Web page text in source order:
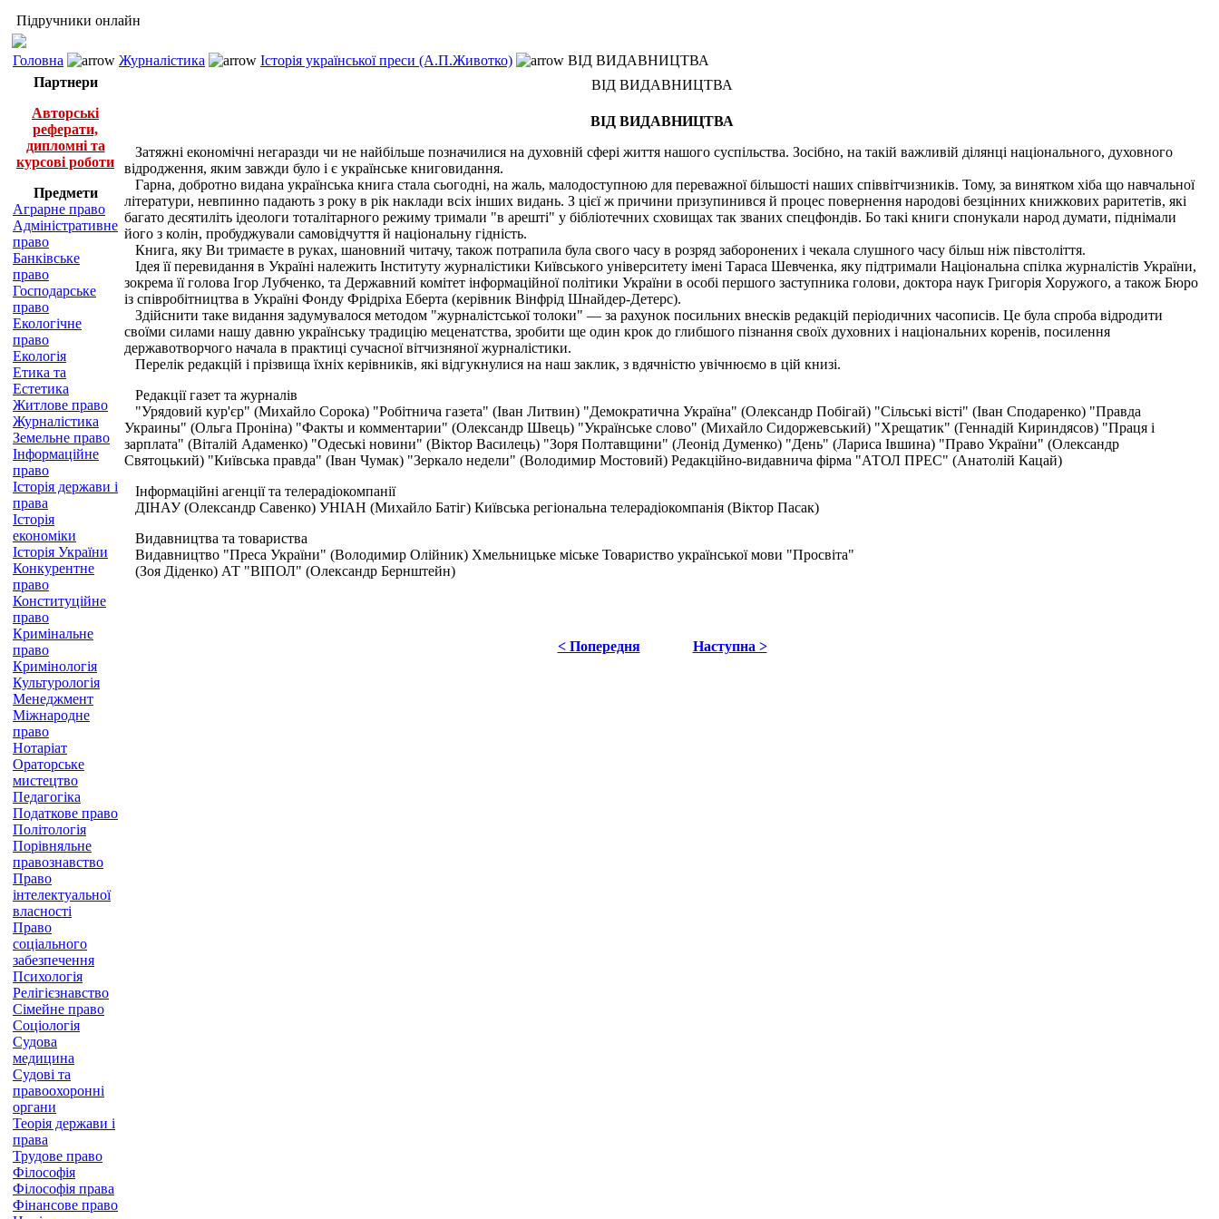
Підручники онлайн
Головна Журналістика Історія української преси (А.П.Животко)
ВІД ВИДАВНИЦТВА
Партнери
Авторські
реферати,
дипломні та
курсові роботи
Предмети
Аграрне право
Адміністративне
право
Банківське
право
Господарське
право
Екологічне
право
Екологія
Етика та
Естетика
Житлове право
Журналістика
Земельне право
Інформаційне
право
Історія держави і
права
Історія
економіки
Історія України
Конкурентне
право
Конституційне
право
Кримінальне
право
Кримінологія
Культурологія
Менеджмент
Міжнародне
право
Нотаріат
Ораторське
мистецтво
Педагогіка
Податкове право
Політологія
Порівняльне
правознавство
Право
інтелектуальної
власності
Право
соціального
забезпечення
Психологія
Релігієзнавство
Сімейне право
Соціологія
Судова
медицина
Судові та
правоохоронні
органи
Теорія держави і
права
Трудове право
Філософія
Філософія права
Фінансове право
ВІД ВИДАВНИЦТВА
ВІД ВИДАВНИЦТВА
Затяжні економічні негаразди чи не найбільше позначилися на духовній сфері життя нашого суспільства. Зосібно, на такій важливій ділянці національного, духовного
відродження, яким завжди було і є українське книговидання.
Гарна, добротно видана українська книга стала сьогодні, на жаль, малодоступною для переважної більшості наших співвітчизників. Тому, за винятком хіба що навчальної
літератури, невпинно падають з року в рік наклади всіх інших видань. З цієї ж причини призупинився й процес повернення народові безцінних книжкових раритетів, які
багато десятиліть ідеологи тоталітарного режиму тримали "в apeштi" у бібліотечних сховищах так званих спецфондів. Бо такі книги спонукали народ думати, піднімали
його з колін, пробуджували самовідчуття й національну гідність.
Книга, яку Ви тримаєте в руках, шановний читачу, також потрапила була свого часу в розряд заборонених і чекала слушного часу більш ніж півстоліття.
Ідея її перевидання в Україні належить Інституту журналістики Київського університету імені Тараса Шевченка, яку підтримали Національна спілка журналістів України,
зокрема її голова Ігор Лубченко, та Державний комітет інформаційної політики України в особі першого заступника голови, доктора наук Григорія Хоружого, а також Бюро
із співробітництва в Україні Фонду Фрідріха Еберта (керівник Вінфрід Шнайдер-Детерс).
Здійснити таке видання задумувалося методом "журналістської толоки" — за рахунок посильних внесків редакцій періодичних часописів. Це була спроба відродити
своїми силами нашу давню українську традицію меценатства, зробити ще один крок до глибшого пізнання своїх духовних і національних коренів, посилення
державотворчого начала в практиці сучасної вітчизняної журналістики.
Перелік редакцій і прізвища їхніх керівників, які відгукнулися на наш заклик, з вдячністю увічнюємо в цій книзі.
Редакції газет та журналів
"Урядовий кур'єр" (Михайло Сорока) "Робітнича газета" (Іван Литвин) "Демократична Україна" (Олександр Побігай) "Сільські вісті" (Іван Сподаренко) "Правда
Украины" (Ольга Проніна) "Факты и комментарии" (Олександр Швець) "Українське слово" (Михайло Сидоржевський) "Хрещатик" (Геннадій Кириндясов) "Праця і
зарплата" (Віталій Адаменко) "Одеські новини" (Віктор Василець) "Зоря Полтавщини" (Леонід Думенко) "День" (Лариса Івшина) "Право України" (Олександр
Святоцький) "Київська правда" (Іван Чумак) "Зеркало недели" (Володимир Мостовий) Редакційно-видавнича фірма "АТОЛ ПРЕС" (Анатолій Кацай)
Інформаційні агенції та телерадіокомпанії
ДІНАУ (Олександр Савенко) УНІАН (Михайло Батіг) Київська регіональна телерадіокомпанія (Віктор Пасак)
Видавництва та товариства
Видавництво "Преса України" (Володимир Олійник) Хмельницьке міське Товариство української мови "Просвіта"
(Зоя Діденко) АТ "ВІПОЛ" (Олександр Бернштейн)
< Попередня Наступна >